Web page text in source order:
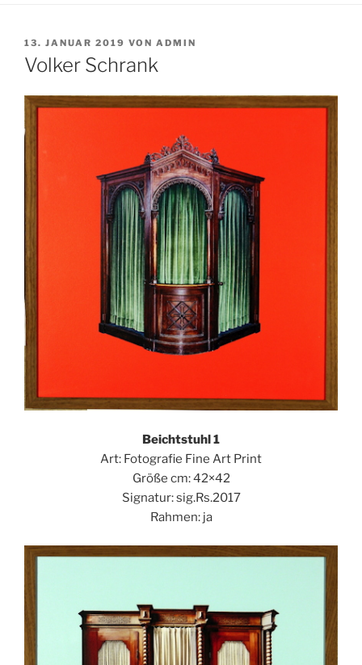
VERÖFFENTLICHT
AM
13. JANUAR 2019 VON ADMIN
Volker Schrank
Beichtstuhl 1
Art: Fotografie Fine Art Print
Größe cm: 42×42
Signatur: sig.Rs.2017
Rahmen: ja